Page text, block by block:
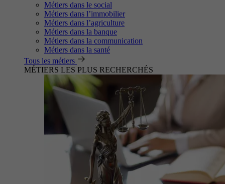
Métiers dans le social
Métiers dans l’immobilier
Métiers dans l’agriculture
Métiers dans la banque
Métiers dans la communication
Métiers dans la santé
Tous les métiers
MÉTIERS LES PLUS RECHERCHÉS